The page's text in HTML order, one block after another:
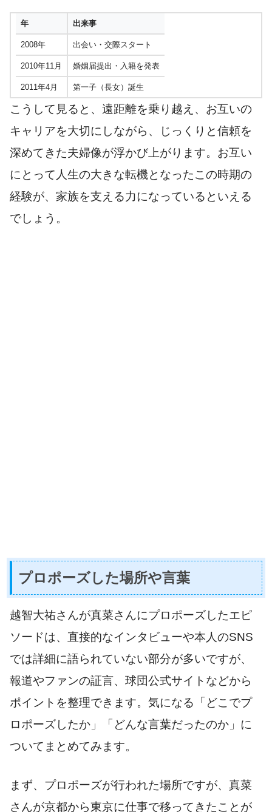
年 出来事
2008年 出会い・交際スタート
2010年11月 婚姻届提出・入籍を発表
2011年4月 第一子（長女）誕生
こうして見ると、遠距離を乗り越え、お互いの
キャリアを大切にしながら、じっくりと信頼を
深めてきた夫婦像が浮かび上がります。お互い
にとって人生の大きな転機となったこの時期の
経験が、家族を支える力になっているといえる
でしょう。
プロポーズした場所や言葉
越智大祐さんが真菜さんにプロポーズしたエピ
ソードは、直接的なインタビューや本人のSNS
では詳細に語られていない部分が多いですが、
報道やファンの証言、球団公式サイトなどから
ポイントを整理できます。気になる「どこでプ
ロポーズしたか」「どんな言葉だったのか」に
ついてまとめてみます。
まず、プロポーズが行われた場所ですが、真菜
さんが京都から東京に仕事で移ってきたことが